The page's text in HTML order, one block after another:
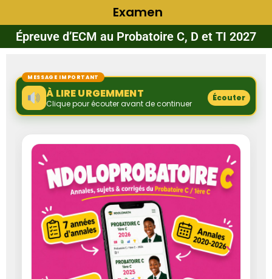
Examen
Épreuve d’ECM au Probatoire C, D et TI 2027
MESSAGE IMPORTANT
À LIRE URGEMMENT
Clique pour écouter avant de continuer
Écouter
‹ ›